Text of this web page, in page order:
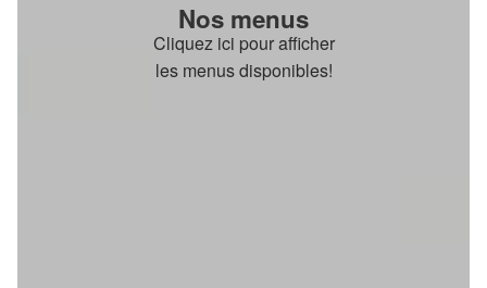
Nos menus
Cliquez ici pour afficher
les menus disponibles!